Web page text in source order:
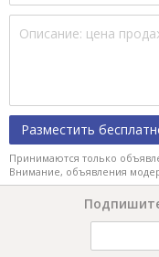
Разместить
Принимаются только
Внимание, объявления